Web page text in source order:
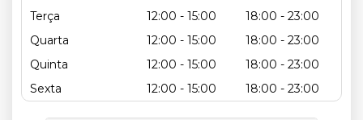
Terça
12:00 - 15:00
18:00 - 23:00
Quarta
12:00 - 15:00
18:00 - 23:00
Quinta
12:00 - 15:00
18:00 - 23:00
Sexta
12:00 - 15:00 18:00 - 23:00